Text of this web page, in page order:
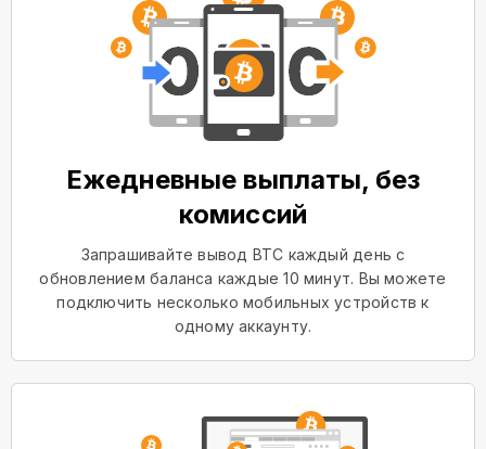
Ежедневные выплаты, без
комиссий
Запрашивайте вывод BTC каждый день с
обновлением баланса каждые 10 минут. Вы можете
подключить несколько мобильных устройств к
одному аккаунту.